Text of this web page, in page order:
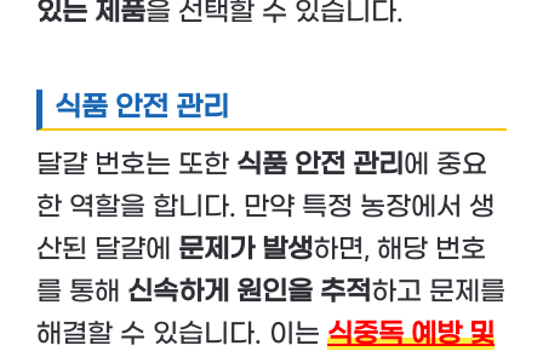
있는 제품을 선택할 수 있습니다.
식품 안전 관리
달걀 번호는 또한 식품 안전 관리 에 중요
한 역할을 합니다. 만약 특정 농장에서 생
산된 달걀에 문제가 발생하면, 해당 번호
를 통해 신속하게 원인을 추적하고 문제를
해결할 수 있습니다. 이는 식중독 예방 및